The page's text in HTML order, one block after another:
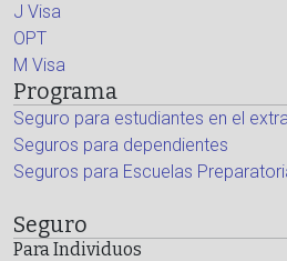
J Visa
OPT
M Visa
Programa
Seguro para estudiantes en el
Seguros para dependientes
Seguros para Escuelas
Seguro
Para Individuos